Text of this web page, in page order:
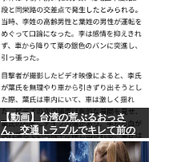
【動画】台湾の荒ぶるおっさ
ん、交通トラブルでキレて前の
車の運転手をナイフで斬りつけ
るも壮絶な返り討ちにあう